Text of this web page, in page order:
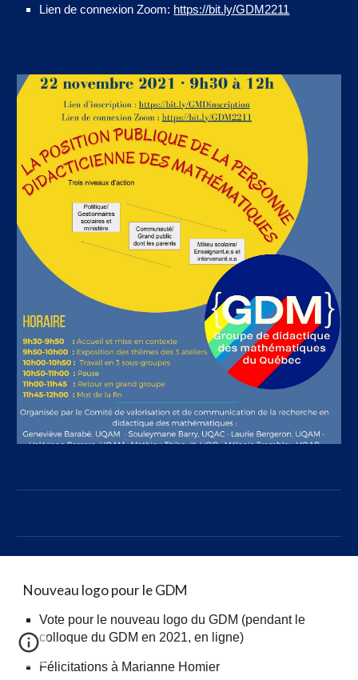
Lien de connexion Zoom: https://bit.ly/GDM2211
Nouveau logo pour le GDM
Vote pour le nouveau logo du GDM (pendant le
colloque du GDM en 2021, en ligne)
Félicitations à Marianne Homier